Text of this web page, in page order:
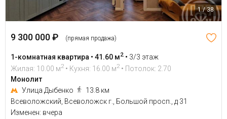
1 / 38
9 300 000 ₽ (прямая продажа)
1-комнатная квартира • 41.60 м2 • 3/3 этаж
Жилая: 10.00 м2 • Кухня: 16.00 м2 • Потолок: 2.70
Монолит
Улица Дыбенко
13.8 км
Всеволожский, Всеволожск г., Большой просп., д 31
Изменен: вчера